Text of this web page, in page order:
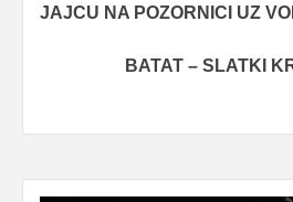
JAJCU NA POZORNICI UZ
BATAT – SLATKI